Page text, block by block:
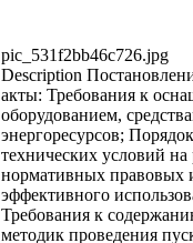
pic_531f2bb46c726.jpg
Description
акты: Требования к
оборудованием,
энергоресурсов;
технических условий
нормативных правовых
эффективного
Требования к
методик проведения